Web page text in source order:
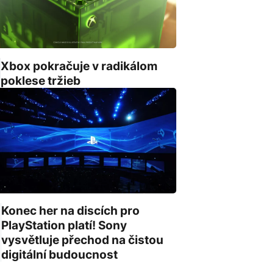
Xbox pokračuje v radikálom
poklese tržieb
Konec her na discích pro
PlayStation platí! Sony
vysvětluje přechod na čistou
digitální budoucnost